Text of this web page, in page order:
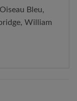
Bleu,
William